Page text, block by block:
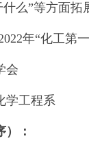
么”等方面
年“化工第
会
学工程系
：